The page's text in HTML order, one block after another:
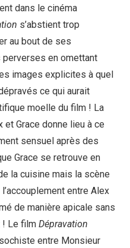
dans le cinéma
s’abstient trop
au bout de ses
en omettant
images explicites à quel
ce qui aurait
moelle du film ! La
Grace donne lieu à ce
sensuel après des
Grace se retrouve en
la cuisine mais la scène
entre Alex
de manière apicale sans
! Le film Dépravation
entre Monsieur